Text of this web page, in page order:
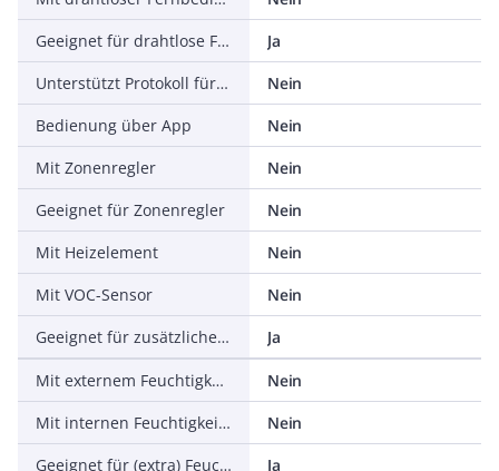
Geeignet für drahtlose Fernbedienung
Ja
Unterstützt Protokoll für Modbus
Nein
Bedienung über App
Nein
Mit Zonenregler
Nein
Geeignet für Zonenregler
Nein
Mit Heizelement
Nein
Mit VOC-Sensor
Nein
Geeignet für zusätzlichen VOC-Sensor
Ja
Mit externem Feuchtigkeitssensor (RH)
Nein
Mit internen Feuchtigkeitssensor (RH)
Nein
Geeignet für (extra) Feuchtigkeitssensor (RH)
Ja